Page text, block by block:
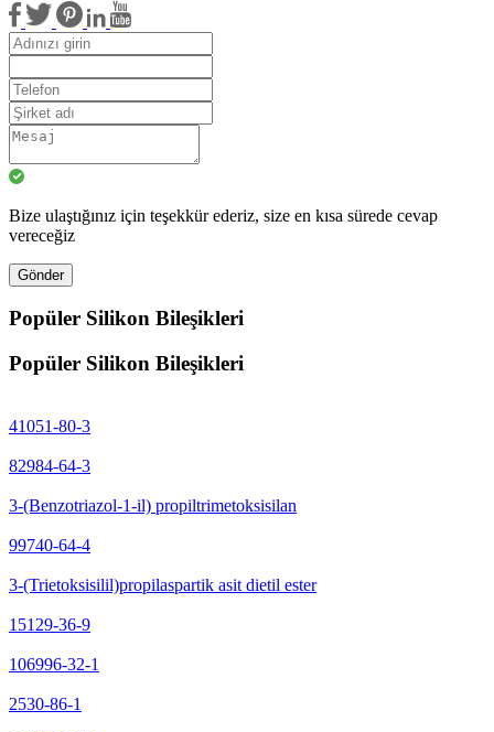
Bize ulaştığınız için teşekkür ederiz, size en kısa sürede cevap
vereceğiz
Gönder
Popüler Silikon Bileşikleri
Popüler Silikon Bileşikleri
41051-80-3
82984-64-3
3-(Benzotriazol-1-il) propiltrimetoksisilan
99740-64-4
3-(Trietoksisilil)propilaspartik asit dietil ester
15129-36-9
106996-32-1
2530-86-1